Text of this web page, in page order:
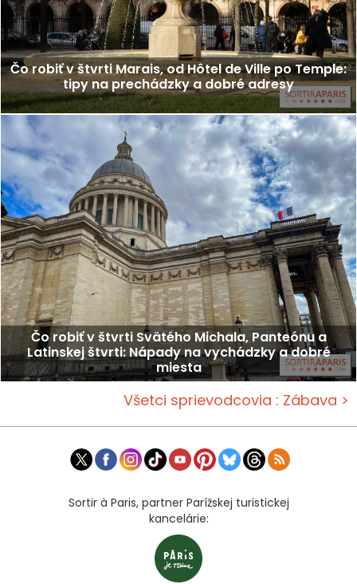
Čo robiť v štvrti Marais, od Hôtel de Ville po Temple:
tipy na prechádzky a dobré adresy
Čo robiť v štvrti Svätého Michala, Panteónu a
Latinskej štvrti: Nápady na vychádzky a dobré
miesta
Všetci sprievodcovia : Zábava >
Sortir à Paris, partner Parížskej turistickej
kancelárie: